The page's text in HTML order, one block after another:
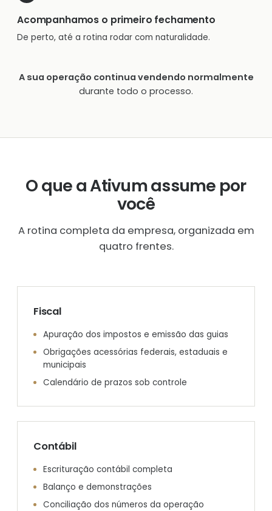
Acompanhamos o primeiro fechamento
De perto, até a rotina rodar com naturalidade.
A sua operação continua vendendo normalmente
durante todo o processo.
O que a Ativum assume por
você
A rotina completa da empresa, organizada em
quatro frentes.
Fiscal
Apuração dos impostos e emissão das guias
Obrigações acessórias federais, estaduais e
municipais
Calendário de prazos sob controle
Contábil
Escrituração contábil completa
Balanço e demonstrações
Conciliação dos números da operação